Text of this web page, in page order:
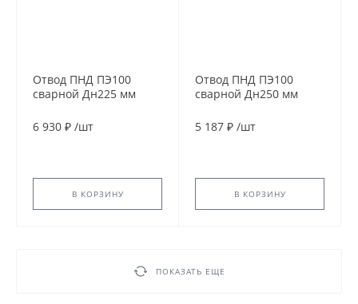
Отвод ПНД ПЭ100
сварной Дн225 мм
6 930 ₽ /шт
В КОРЗИНУ
Отвод ПНД ПЭ100
сварной Дн250 мм
5 187 ₽ /шт
В КОРЗИНУ
ПОКАЗАТЬ ЕЩЕ